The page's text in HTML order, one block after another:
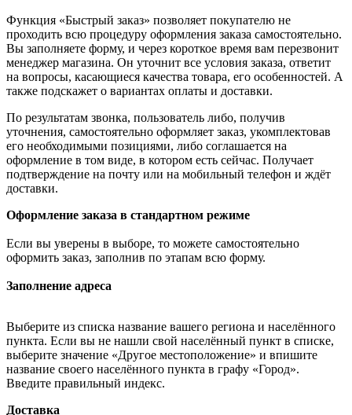
Функция «Быстрый заказ» позволяет покупателю не
проходить всю процедуру оформления заказа самостоятельно.
Вы заполняете форму, и через короткое время вам перезвонит
менеджер магазина. Он уточнит все условия заказа, ответит
на вопросы, касающиеся качества товара, его особенностей. А
также подскажет о вариантах оплаты и доставки.
По результатам звонка, пользователь либо, получив
уточнения, самостоятельно оформляет заказ, укомплектовав
его необходимыми позициями, либо соглашается на
оформление в том виде, в котором есть сейчас. Получает
подтверждение на почту или на мобильный телефон и ждёт
доставки.
Оформление заказа в стандартном режиме
Если вы уверены в выборе, то можете самостоятельно
оформить заказ, заполнив по этапам всю форму.
Заполнение адреса
Выберите из списка название вашего региона и населённого
пункта. Если вы не нашли свой населённый пункт в списке,
выберите значение «Другое местоположение» и впишите
название своего населённого пункта в графу «Город».
Введите правильный индекс.
Доставка